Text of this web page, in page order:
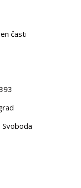
časti
Svoboda